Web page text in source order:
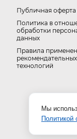
Публичная оферта
​Политика в
обработки
данных
Правила
рекомендательных
технологий
Мы
Политикой